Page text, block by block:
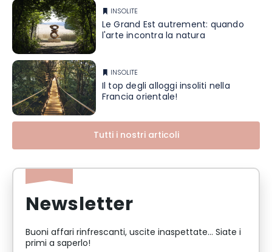
INSOLITE
Le Grand Est autrement: quando
l'arte incontra la natura
INSOLITE
Il top degli alloggi insoliti nella
Francia orientale!
Tutti i nostri articoli
Newsletter
Buoni affari rinfrescanti, uscite inaspettate... Siate i
primi a saperlo!